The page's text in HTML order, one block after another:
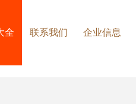
全 联系我们 企业信息